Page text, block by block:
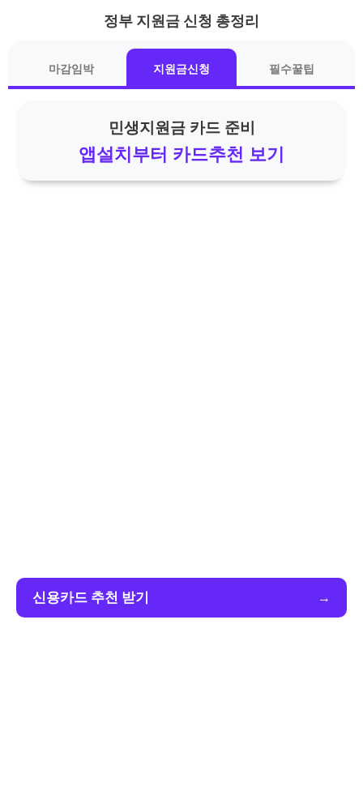
기본 콘텐츠로 건너뛰기
정부 지원금 신청 총정리
마감임박 지원금신청 필수꿀팁
민생지원금 카드 준비
앱설치부터 카드추천 보기
신용카드 추천 받기